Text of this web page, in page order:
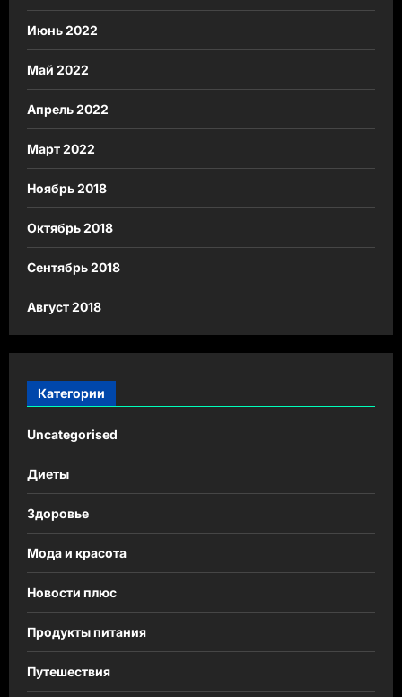
Июнь 2022
Май 2022
Апрель 2022
Март 2022
Ноябрь 2018
Октябрь 2018
Сентябрь 2018
Август 2018
Категории
Uncategorised
Диеты
Здоровье
Мода и красота
Новости плюс
Продукты питания
Путешествия